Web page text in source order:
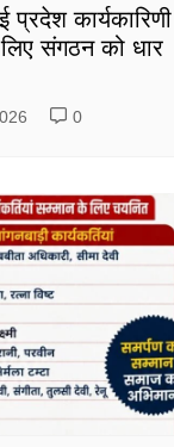
कार्यकारिणी
संगठन को धार
0